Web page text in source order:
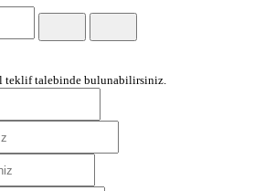
teklif talebinde bulunabilirsiniz.